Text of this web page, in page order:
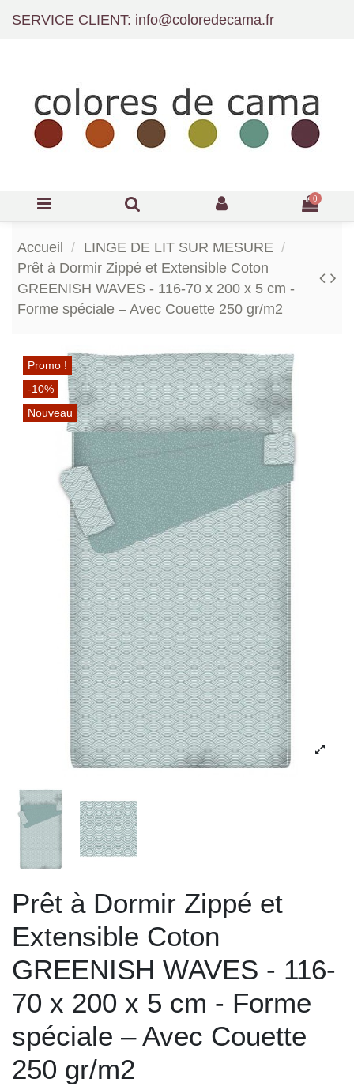
SERVICE CLIENT: info@coloredecama.fr
0
Accueil
LINGE DE LIT SUR MESURE
Prêt à Dormir Zippé et Extensible Coton
GREENISH WAVES - 116-70 x 200 x 5 cm -
Forme spéciale – Avec Couette 250 gr/m2
Promo !
-10%
Nouveau
Prêt à Dormir Zippé et
Extensible Coton
GREENISH WAVES - 116-
70 x 200 x 5 cm - Forme
spéciale – Avec Couette
250 gr/m2